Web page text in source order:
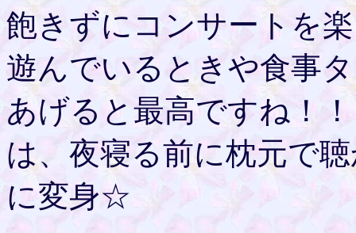
飽きずにコンサートを
遊んでいるときや食事
あげると最高ですね！
は、夜寝る前に枕元で
に変身☆